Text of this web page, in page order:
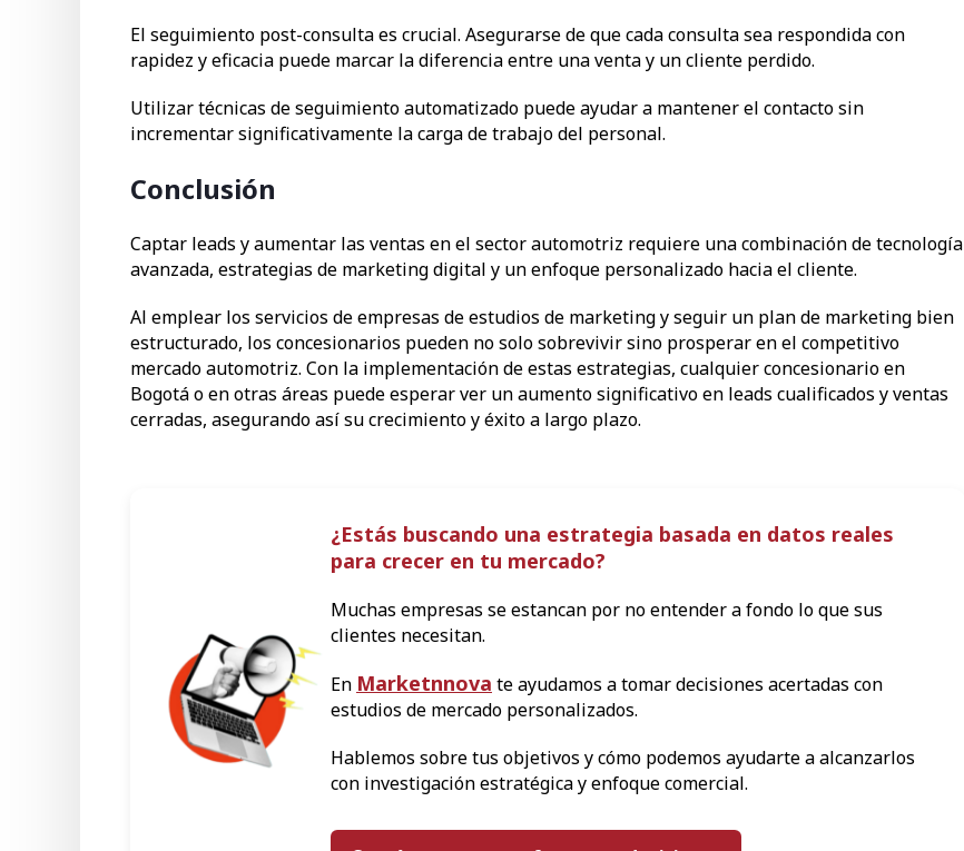
El seguimiento post-consulta es crucial. Asegurarse de que cada consulta sea respondida con
rapidez y eficacia puede marcar la diferencia entre una venta y un cliente perdido.
Utilizar técnicas de seguimiento automatizado puede ayudar a mantener el contacto sin
incrementar significativamente la carga de trabajo del personal.
Conclusión
Captar leads y aumentar las ventas en el sector automotriz requiere una combinación de tecnología
avanzada, estrategias de marketing digital y un enfoque personalizado hacia el cliente.
Al emplear los servicios de empresas de estudios de marketing y seguir un plan de marketing bien
estructurado, los concesionarios pueden no solo sobrevivir sino prosperar en el competitivo
mercado automotriz. Con la implementación de estas estrategias, cualquier concesionario en
Bogotá o en otras áreas puede esperar ver un aumento significativo en leads cualificados y ventas
cerradas, asegurando así su crecimiento y éxito a largo plazo.
¿Estás buscando una estrategia basada en datos reales
para crecer en tu mercado?
Muchas empresas se estancan por no entender a fondo lo que sus
clientes necesitan.
En Marketnnova te ayudamos a tomar decisiones acertadas con
estudios de mercado personalizados.
Hablemos sobre tus objetivos y cómo podemos ayudarte a alcanzarlos
con investigación estratégica y enfoque comercial.